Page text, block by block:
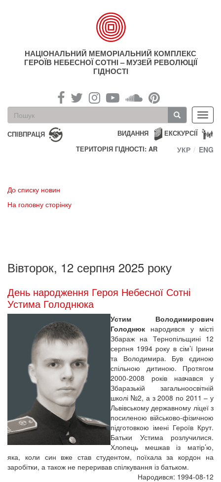
НАЦІОНАЛЬНИЙ МЕМОРІАЛЬНИЙ КОМПЛЕКС
ГЕРОЇВ НЕБЕСНОЇ СОТНІ – МУЗЕЙ РЕВОЛЮЦІЇ
ГІДНОСТІ
Пошукова
форма
Пошук
СПІВПРАЦЯ ЕКСКУРСІЇ
ВИДАННЯ
ТЕРИТОРІЯ ГІДНОСТІ: AR
УКР ENG
До списку новин
На головну сторінку
Вівторок, 12 серпня 2025 року
День народження Героя Небесної Сотні
Устима Голоднюка
Устим Володимирович
Голоднюк народився у місті
Збараж на Тернопільщині 12
серпня 1994 року в сім’ї Ірини
та Володимира. Був єдиною
спільною дитиною. Протягом
2000-2008 років навчався у
Збаразькій загальноосвітній
школі №2, а з 2008 по 2011 – у
Львівському державному ліцеї з
посиленою військово-фізичною
підготовкою імені Героїв Крут.
Батьки Устима розлучилися.
Хлопець мешкав із матір’ю,
яка, коли син вже став студентом, поїхала за кордон на
заробітки, а також не переривав спілкування із батьком.
Народився: 1994-08-12